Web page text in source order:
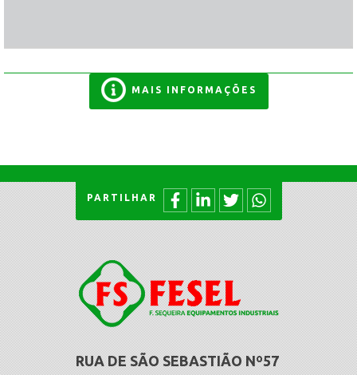
MAIS INFORMAÇÕES
PARTILHAR
RUA DE SÃO SEBASTIÃO Nº57